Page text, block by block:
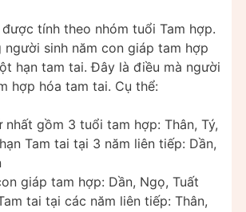
tính theo nhóm tuổi Tam hợp.
người sinh năm con giáp tam hợp
hạn tam tai. Đây là điều mà người
hợp hóa tam tai. Cụ thể:
nhất gồm 3 tuổi tam hợp: Thân, Tý,
Tam tai tại 3 năm liên tiếp: Dần,
giáp tam hợp: Dần, Ngọ, Tuất
tai tại các năm liên tiếp: Thân,